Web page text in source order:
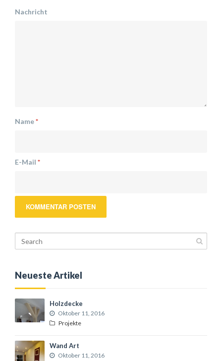
Nachricht
Name*
E-Mail *
Neueste Artikel
Holzdecke
Oktober 11, 2016
Projekte
Wand Art
Oktober 11, 2016